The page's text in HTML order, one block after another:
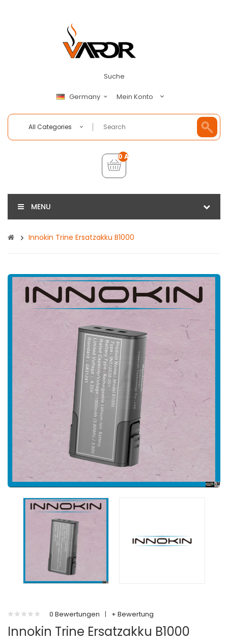
Suche
Germany Mein Konto
All Categories
0 Artikel - €0,00
MENU
Innokin Trine Ersatzakku B1000
0 Bewertungen | + Bewertung
Innokin Trine Ersatzakku B1000